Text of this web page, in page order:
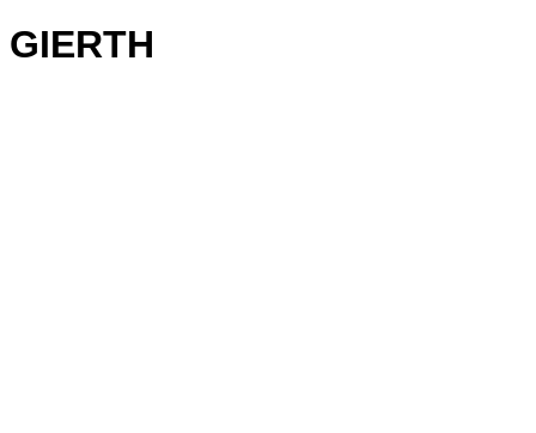
GIERTH